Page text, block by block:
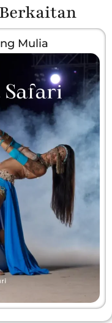
Mulia